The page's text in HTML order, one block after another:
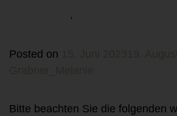
,
Posted on
Bitte beachten Sie die folgenden